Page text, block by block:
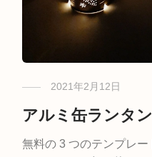
2021年2月12日
アルミ缶ランタン
無料の 3 つのテンプレ